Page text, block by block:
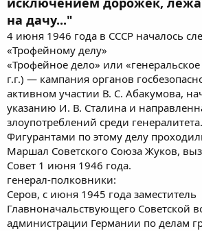
на дачу..."
4 июня 1946 года в СССР началось
«Трофейному делу»
«Трофейное дело» или
г.г.) — кампания органов
активном участии В. С. Абакумова,
указанию И. В. Сталина и
злоупотреблений среди генералитета.
Фигурантами по этому делу
Маршал Советского Союза Жуков,
Совет 1 июня 1946 года.
генерал-полковники:
Серов, c июня 1945 года заместитель
Главноначальствующего Советской
администрации Германии по делам